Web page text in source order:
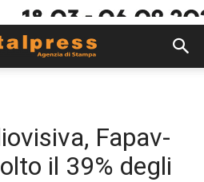
Fapav-
il 39% degli